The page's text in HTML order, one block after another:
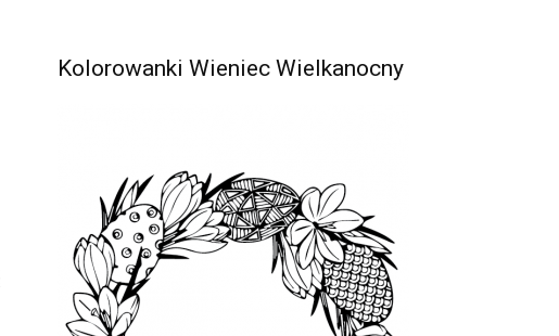
Kolorowanki Wieniec Wielkanocny